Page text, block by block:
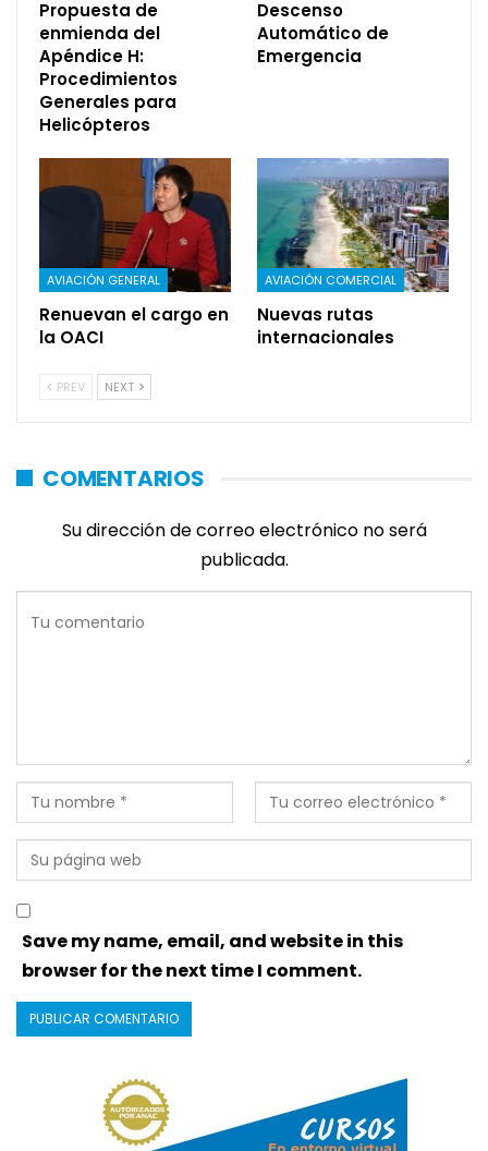
Propuesta de
enmienda del
Apéndice H:
Procedimientos
Generales para
Helicópteros
Descenso
Automático de
Emergencia
AVIACIÓN GENERAL
Renuevan el cargo en
la OACI
AVIACIÓN COMERCIAL
Nuevas rutas
internacionales
PREV NEXT
COMENTARIOS
Su dirección de correo electrónico no será
publicada.
Save my name, email, and website in this
browser for the next time I comment.